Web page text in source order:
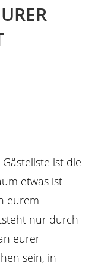
ist die
etwas ist
eurem
nur durch
eurer
sein, in